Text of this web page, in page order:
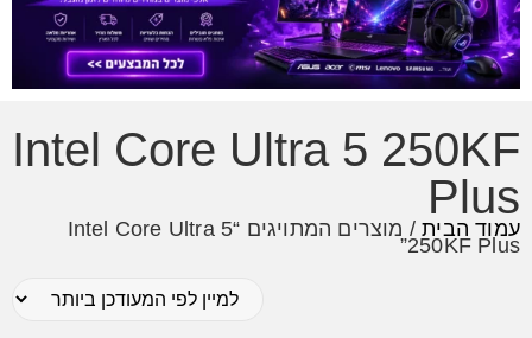
Intel Core Ultra 5 250KF
Plus
עמוד הבית / מוצרים המתויגים “Intel Core Ultra 5
250KF Plus”